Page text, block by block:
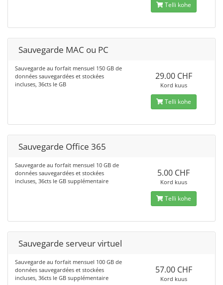
Telli kohe
Sauvegarde MAC ou PC
Sauvegarde au forfait mensuel 150 GB de
données sauvegardées et stockées
incluses, 36cts le GB
29.00 CHF
Kord kuus
Telli kohe
Sauvegarde Office 365
Sauvegarde au forfait mensuel 10 GB de
données sauvegardées et stockées
incluses, 36cts le GB supplémentaire
5.00 CHF
Kord kuus
Telli kohe
Sauvegarde serveur virtuel
Sauvegarde au forfait mensuel 100 GB de
données sauvegardées et stockées
incluses, 36cts le GB supplémentaire
57.00 CHF
Kord kuus